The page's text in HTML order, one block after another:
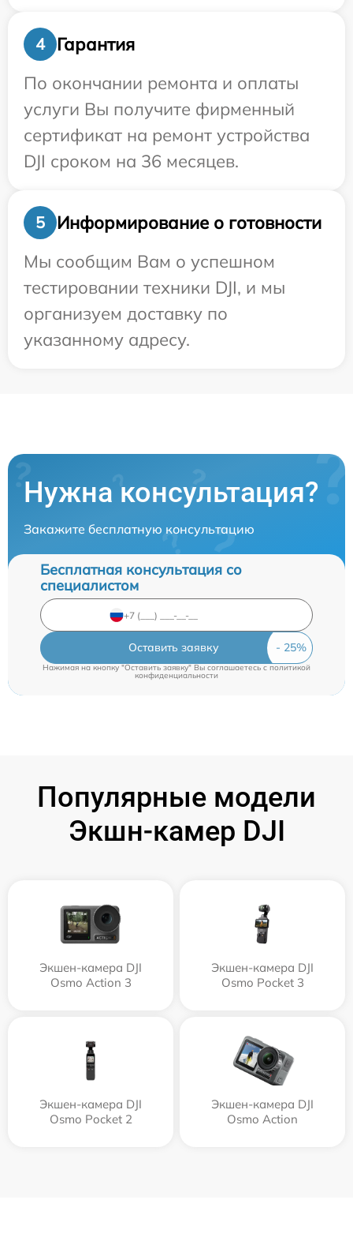
4
Гарантия
По окончании ремонта и оплаты
услуги Вы получите фирменный
сертификат на ремонт устройства
DJI сроком на 36 месяцев.
5
Информирование о готовности
Мы сообщим Вам о успешном
тестировании техники DJI, и мы
организуем доставку по
указанному адресу.
Нужна консультация?
Закажите бесплатную консультацию
Бесплатная консультация со
специалистом
Оставить заявку
Нажимая на кнопку "Оставить заявку" Вы соглашаетесь cполитикой
конфиденциальности
Популярные модели
Экшн-камер DJI
Экшен-камера DJI
Osmo Action 3
Экшен-камера DJI
Osmo Pocket 3
Экшен-камера DJI
Osmo Pocket 2
Экшен-камера DJI
Osmo Action